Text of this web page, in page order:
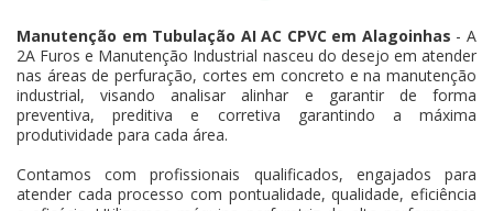
Manutenção em Tubulação AI AC CPVC em Alagoinhas - A
2A Furos e Manutenção Industrial nasceu do desejo em atender
nas áreas de perfuração, cortes em concreto e na manutenção
industrial, visando analisar alinhar e garantir de forma
preventiva, preditiva e corretiva garantindo a máxima
produtividade para cada área.
Contamos com profissionais qualificados, engajados para
atender cada processo com pontualidade, qualidade, eficiência